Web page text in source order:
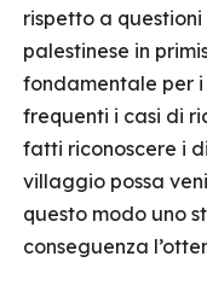
rispetto a
palestinese in
fondamentale per
frequenti i casi di
fatti riconoscere i
villaggio possa
questo modo uno
conseguenza